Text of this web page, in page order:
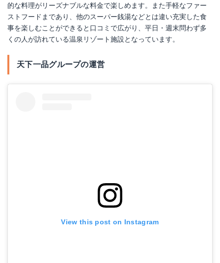
的な料理がリーズナブルな料金で楽しめます。また手軽なファー
ストフードまであり、他のスーパー銭湯などとは違い充実した食
事を楽しむことができると口コミで広がり、平日・週末問わず多
くの人が訪れている温泉リゾート施設となっています。
天下一品グループの運営
View this post on Instagram